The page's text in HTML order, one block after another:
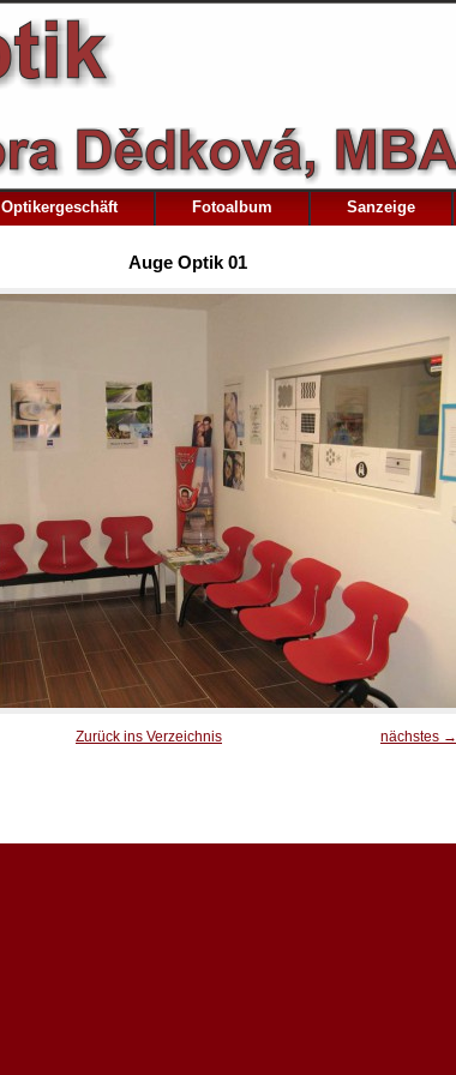
Optikergeschäft Fotoalbum Sanzeige
Auge Optik 01
nächstes →
Zurück ins Verzeichnis